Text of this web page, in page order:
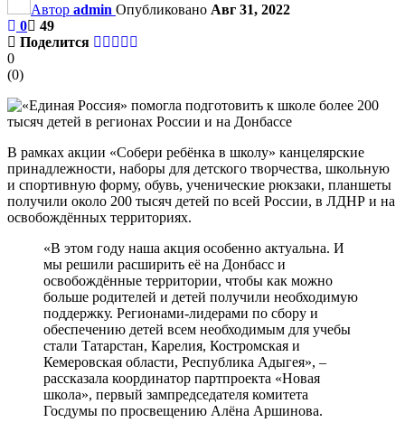
Автор admin Опубликовано Авг 31, 2022
0
49
Поделится
0
(0)
В рамках акции «Собери ребёнка в школу» канцелярские
принадлежности, наборы для детского творчества, школьную
и спортивную форму, обувь, ученические рюкзаки, планшеты
получили около 200 тысяч детей по всей России, в ЛДНР и на
освобождённых территориях.
«В этом году наша акция особенно актуальна. И
мы решили расширить её на Донбасс и
освобождённые территории, чтобы как можно
больше родителей и детей получили необходимую
поддержку. Регионами-лидерами по сбору и
обеспечению детей всем необходимым для учебы
стали Татарстан, Карелия, Костромская и
Кемеровская области, Республика Адыгея», –
рассказала координатор партпроекта «Новая
школа», первый зампредседателя комитета
Госдумы по просвещению Алёна Аршинова.